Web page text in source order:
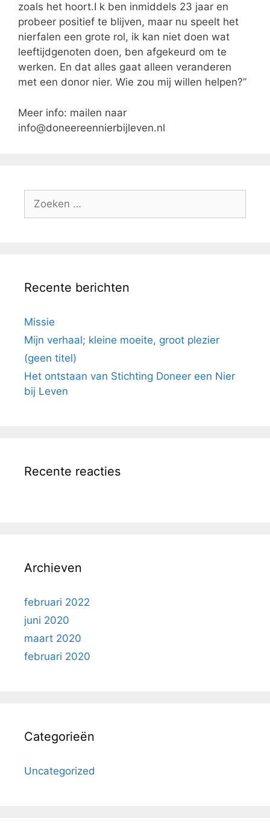
zoals het hoort.I k ben inmiddels 23 jaar en
probeer positief te blijven, maar nu speelt het
nierfalen een grote rol, ik kan niet doen wat
leeftijdgenoten doen, ben afgekeurd om te
werken. En dat alles gaat alleen veranderen
met een donor nier. Wie zou mij willen helpen?”
Meer info: mailen naar
info@doneereennierbijleven.nl
naar:
Recente berichten
Missie
Mijn verhaal; kleine moeite, groot plezier
(geen titel)
Het ontstaan van Stichting Doneer een Nier
bij Leven
Recente reacties
Archieven
februari 2022
juni 2020
maart 2020
februari 2020
Categorieën
Uncategorized